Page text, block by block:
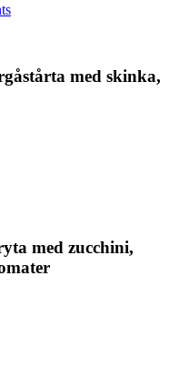
med skinka,
med zucchini,